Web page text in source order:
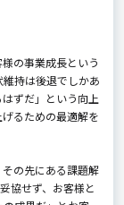
の事業成長という
維持は後退でしかあ
ずだ」という向上
るための最適解を
の先にある課題解
協せず、お客様と